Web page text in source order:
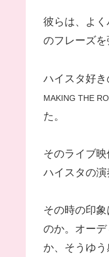
彼らは、よ
のフレーズを
ハイスタ好
MAKING THE
た。
そのライブ
ハイスタの演
その時の印
のか。オー
か、そうゆう